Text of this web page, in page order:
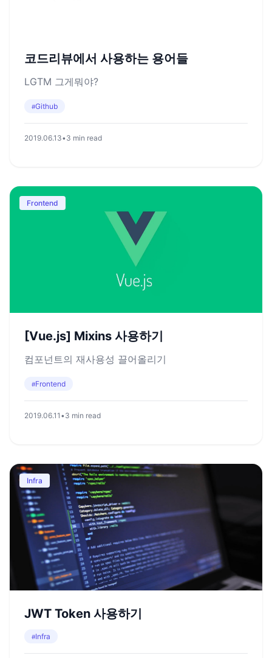
코드리뷰에서 사용하는 용어들
LGTM 그게뭐야?
#Github
2019.06.13•3 min read
Frontend
[Vue.js] Mixins 사용하기
컴포넌트의 재사용성 끌어올리기
#Frontend
2019.06.11 •3 min read
Infra
JWT Token 사용하기
#Infra